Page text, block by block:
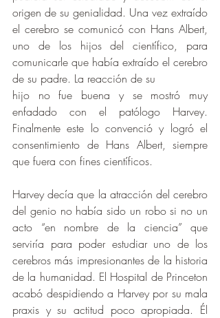
origen de su genialidad. Una vez extraído
el cerebro se comunicó con Hans Albert,
uno de los hijos del científico, para
comunicarle que había extraído el cerebro
de su padre. La reacción de su
hijo no fue buena y se mostró muy
enfadado con el patólogo Harvey.
Finalmente este lo convenció y logró el
consentimiento de Hans Albert, siempre
que fuera con fines científicos.
Harvey decía que la atracción del cerebro
del genio no había sido un robo si no un
acto “en nombre de la ciencia” que
serviría para poder estudiar uno de los
cerebros más impresionantes de la historia
de la humanidad. El Hospital de Princeton
acabó despidiendo a Harvey por su mala
praxis y su actitud poco apropiada. Él